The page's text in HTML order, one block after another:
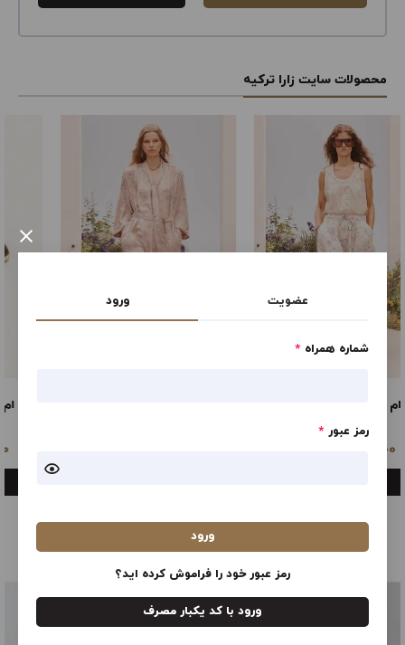
عضویت ورود
شماره همراه *
رمز عبور *
ورود
رمز عبور خود را فراموش کرده اید؟
ورود با کد یکبار مصرف
×
محصولات سایت زارا ترکیه